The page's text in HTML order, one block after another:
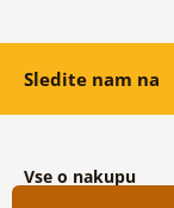
Sledite nam na
Vse o nakupu